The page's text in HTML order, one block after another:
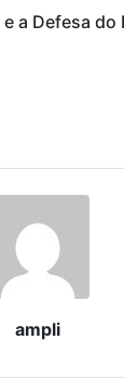
a Defesa do
ampli